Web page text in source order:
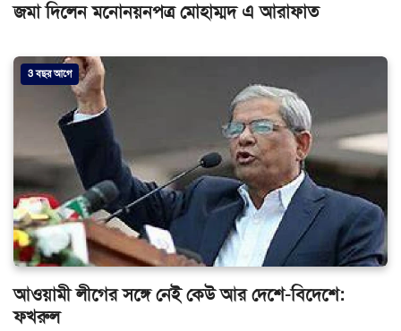
জমা দিলেন মনোনয়নপত্র মোহাম্মদ এ আরাফাত
3 বছর আগে
আওয়ামী লীগের সঙ্গে নেই কেউ আর দেশে-বিদেশে:
ফখরুল